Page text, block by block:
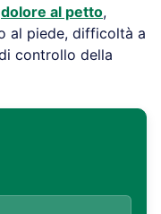
dolore al petto,
al piede, difficoltà a
controllo della